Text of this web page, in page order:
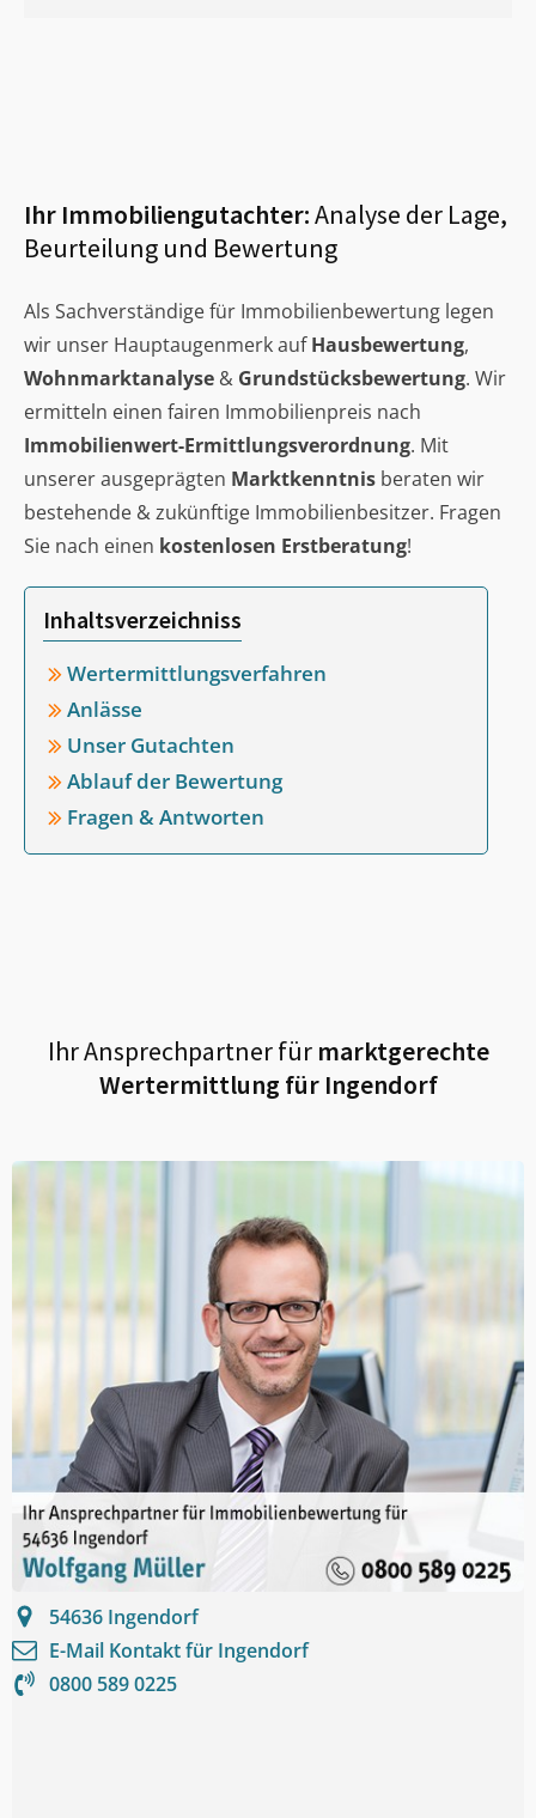
Ihr Immobiliengutachter:Analyse der Lage,
Beurteilung und Bewertung
Als Sachverständige für Immobilienbewertung legen
wir unser Hauptaugenmerk aufHausbewertung,
Wohnmarktanalyse & Grundstücksbewertung. Wir
ermitteln einen fairen Immobilienpreis nach
Immobilienwert-Ermittlungsverordnung. Mit
unserer ausgeprägten Marktkenntnis beraten wir
bestehende & zukünftige Immobilienbesitzer. Fragen
Sie nach einen kostenlosen Erstberatung!
Inhaltsverzeichniss
Wertermittlungsverfahren
Anlässe
Unser Gutachten
Ablauf der Bewertung
Fragen & Antworten
Ihr Ansprechpartner fürmarktgerechte
Wertermittlung für Ingendorf
54636 Ingendorf
E-Mail Kontakt für Ingendorf
0800 589 0225